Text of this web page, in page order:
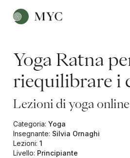
Yoga Ratna
riequilibrare i
Lezioni di yoga online
Categoria: Yoga
Insegnante: Silvia Ornaghi
Lezioni: 1
Livello: Principiante